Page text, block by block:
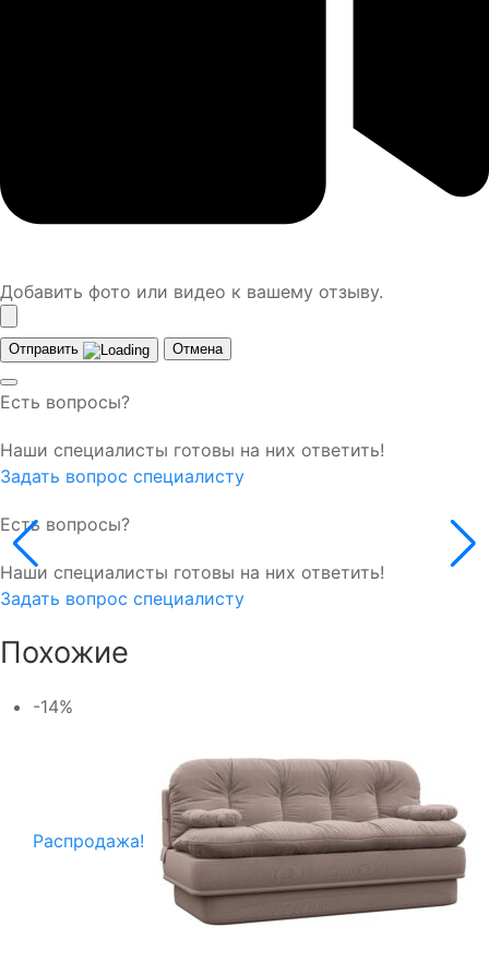
Добавить фото или видео к вашему отзыву.
Отправить Отмена
Есть вопросы?
Наши специалисты готовы на них ответить!
Задать вопрос специалисту
Есть вопросы?
Наши специалисты готовы на них ответить!
Задать вопрос специалисту
Похожие
-14%
Распродажа!